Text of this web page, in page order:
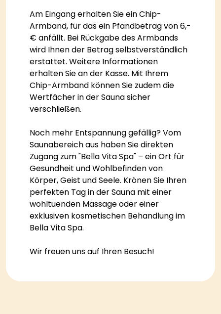
Am Eingang erhalten Sie ein Chip-
Armband, für das ein Pfandbetrag von 6,-
€ anfällt. Bei Rückgabe des Armbands
wird Ihnen der Betrag selbstverständlich
erstattet. Weitere Informationen
erhalten Sie an der Kasse. Mit Ihrem
Chip-Armband können Sie zudem die
Wertfächer in der Sauna sicher
verschließen.
Noch mehr Entspannung gefällig? Vom
Saunabereich aus haben Sie direkten
Zugang zum "Bella Vita Spa" – ein Ort für
Gesundheit und Wohlbefinden von
Körper, Geist und Seele. Krönen Sie Ihren
perfekten Tag in der Sauna mit einer
wohltuenden Massage oder einer
exklusiven kosmetischen Behandlung im
Bella Vita Spa.
Wir freuen uns auf Ihren Besuch!